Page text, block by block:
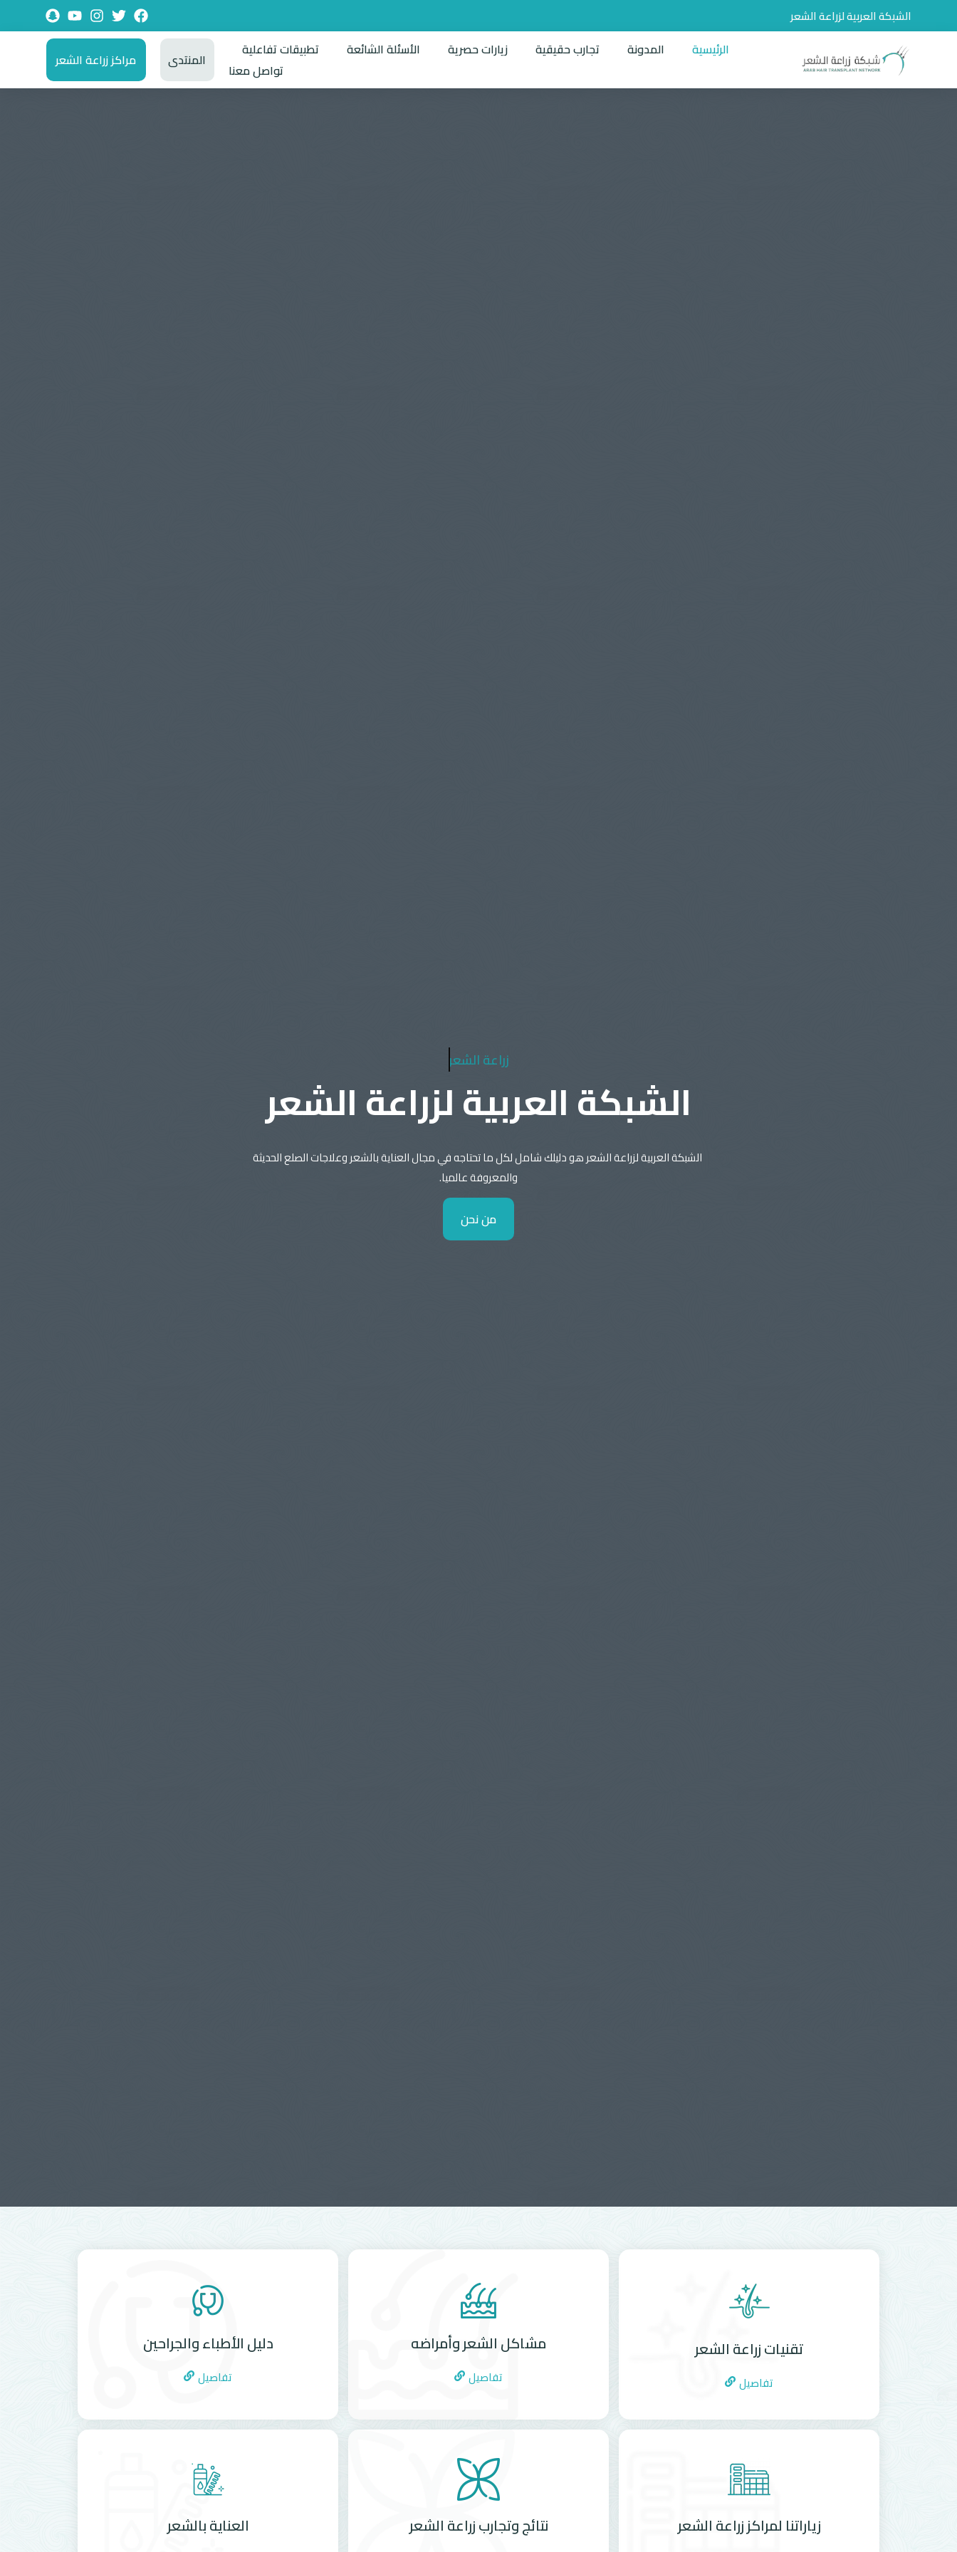
الشبكة العربية لزراعة الشعر
الرئيسية المدونة تجارب حقيقية زيارات حصرية الأسئلة الشائعة
تطبيقات تفاعلية
تواصل معنا
المنتدى مراكز زراعة الشعر
زراعة الشعر
الشبكة العربية لزراعة الشعر
الشبكة العربية لزراعة الشعر هو دليلك شامل لكل ما تحتاجه في مجال العناية بالشعر وعلاجات الصلع الحديثة
والمعروفة عالميا.
من نحن
تقنيات زراعة الشعر
تفاصيل
مشاكل الشعر وأمراضه
تفاصيل
دليل الأطباء والجراحين
تفاصيل
زياراتنا لمراكز زراعة الشعر نتائج وتجارب زراعة الشعر العناية بالشعر